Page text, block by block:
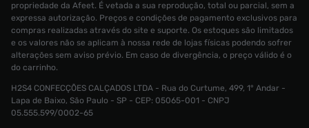
Meia
propriedade da Afeet. É vetada a sua reprodução, total ou parcial, sem a
expressa autorização. Preços e condições de pagamento exclusivos para
compras realizadas através do site e suporte. Os estoques são limitados
e os valores não se aplicam à nossa rede de lojas físicas podendo sofrer
alterações sem aviso prévio. Em caso de divergência, o preço válido é o
do carrinho.
H2S4 CONFECÇÕES CALÇADOS LTDA - Rua do Curtume, 499, 1° Andar -
Lapa de Baixo, São Paulo - SP - CEP: 05065-001 - CNPJ
05.555.599/0002-65